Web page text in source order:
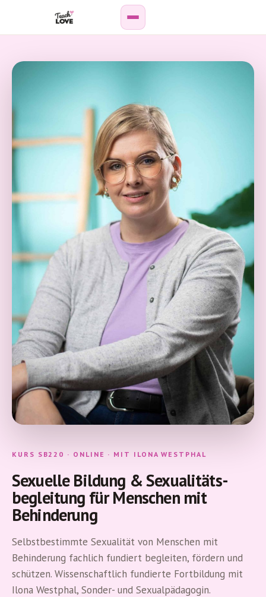
Sexualberatung
Online-
Podcast
Personen
Online-
Kurse
ansehen
Login
KURS SB220 · ONLINE · MIT ILONA WESTPHAL
Sexuelle Bildung & Sexualitäts­
begleitung für Menschen mit
Behinderung
Selbstbestimmte Sexualität von Menschen mit
Behinderung fachlich fundiert begleiten, fördern und
schützen. Wissenschaftlich fundierte Fortbildung mit
Ilona Westphal, Sonder- und Sexualpädagogin.